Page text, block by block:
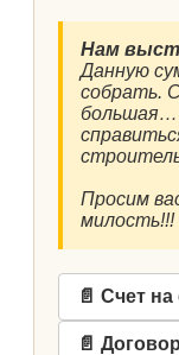
Нам
Данную
собрать.
большая…
Просим
милость!!!
📄 Счет
📄 Договор